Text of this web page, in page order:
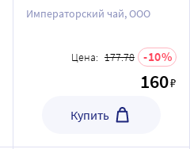
фенхель 20 шт. ф/п
Императорский чай, ООО
Цена: 177.78 10
160₽
Купить